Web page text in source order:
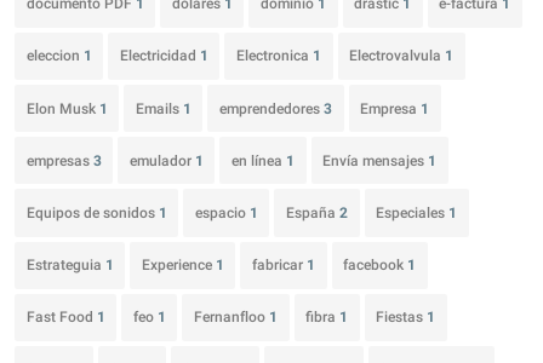
documento PDF 1 dólares 1 dominio 1 drastic 1 e-factura 1
eleccion 1 Electricidad 1 Electronica 1 Electrovalvula 1
Elon Musk 1 Emails 1 emprendedores 3 Empresa 1
empresas 3 emulador 1 en línea 1 Envía mensajes 1
Equipos de sonidos 1 espacio 1 España 2 Especiales 1
Estrateguia 1 Experience 1 fabricar 1 facebook 1
Fast Food 1 feo 1 Fernanfloo 1 fibra 1 Fiestas 1